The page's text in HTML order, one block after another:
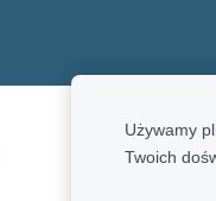
Używamy
Twoich